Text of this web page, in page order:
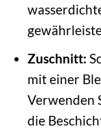
Zuschnitt:
mit einer
Verwenden
die